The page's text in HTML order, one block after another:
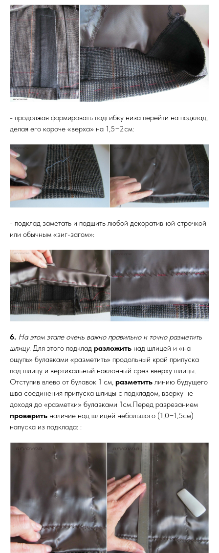
- продолжая формировать подгибку низа перейти на подклад,
делая его короче «верха» на 1,5−2см:
- подклад заметать и подшить любой декоративной строчкой
или обычным «зиг-загом»:
6. На этом этапе очень важно правильно и точно разметить
шлицу. Для этого подклад разложить над шлицей и «на
ощупь» булавками «разметить» продольный край припуска
под шлицу и вертикальный наклонный срез вверху шлицы.
Отступив влево от булавок 1 см, разметить линию будущего
шва соединения припуска шлицы с подкладом, вверху не
доходя до «разметки» булавками 1см.Перед разрезанием
проверить наличие над шлицей небольшого (1,0−1,5см)
напуска из подклада: :